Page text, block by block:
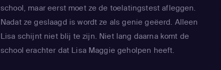
school, maar eerst moet ze de toelatingstest afleggen.
Nadat ze geslaagd is wordt ze als genie geëerd. Alleen
Lisa schijnt niet blij te zijn. Niet lang daarna komt de
school erachter dat Lisa Maggie geholpen heeft.